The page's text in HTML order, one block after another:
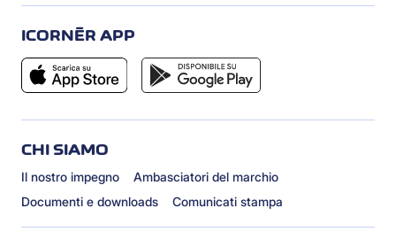
ICORNÈR APP
CHI SIAMO
Il nostro impegno
Ambasciatori del marchio
Documenti e downloads
Comunicati stampa